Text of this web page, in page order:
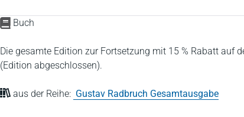
Buch
Die gesamte Edition zur Fortsetzung mit 15 % Rabatt auf
(Edition abgeschlossen).
aus der Reihe: Gustav Radbruch Gesamtausgabe